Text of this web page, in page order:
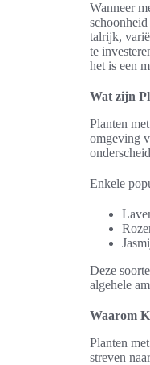
Wanneer
talrijk,
te
het is een
Wat zijn
Planten
omgeving
Enkele
Deze
algehele
Waarom
Planten
streven